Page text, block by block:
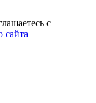
с
сайта